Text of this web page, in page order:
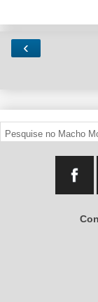
‹